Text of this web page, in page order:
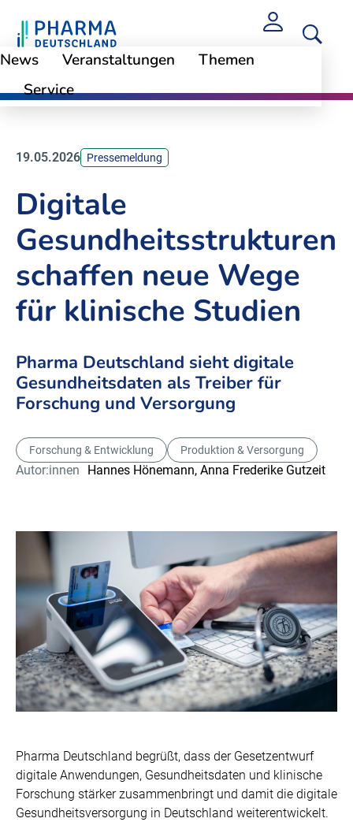
News Veranstaltungen
Themen
Service
News
19.05.2026 Pressemeldung
Digitale
Gesundheitsstrukturen
schaffen neue Wege
für klinische Studien
Pharma Deutschland sieht digitale
Gesundheitsdaten als Treiber für
Forschung und Versorgung
Forschung & Entwicklung Produktion & Versorgung
Autor:innen Hannes Hönemann, Anna Frederike Gutzeit
Pharma Deutschland begrüßt, dass der Gesetzentwurf
digitale Anwendungen, Gesundheitsdaten und klinische
Forschung stärker zusammenbringt und damit die digitale
Gesundheitsversorgung in Deutschland weiterentwickelt.